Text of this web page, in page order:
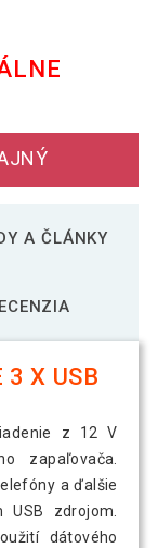
A ČLÁNKY
X USB
z 12 V
zapaľovača.
a ďalšie
USB zdrojom.
dátového